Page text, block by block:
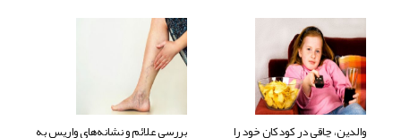
والدین، چاقی در کودکان خود را بررسی علائم و نشانه‌های واریس به